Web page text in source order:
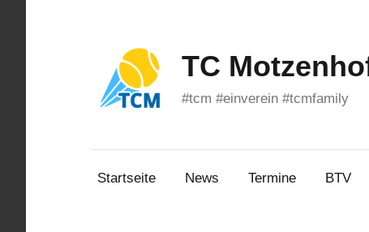
TC
#tcm #einverein #tcmfamily
Startseite News Termine BTV